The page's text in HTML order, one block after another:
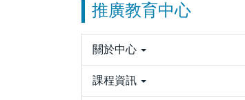
推廣教育中心
關於中心
課程資訊